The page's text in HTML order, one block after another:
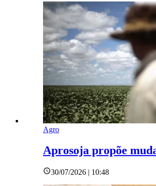
Agro
Aprosoja propõe
30/07/2026 | 10:48